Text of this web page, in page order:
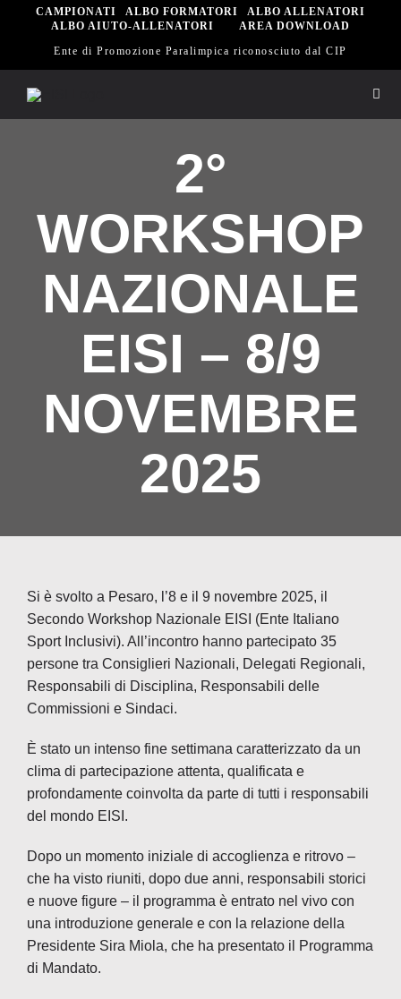
contenutoEnte di Promozione Paralimpica riconosciuto dal CIP
CAMPIONATI ALBO FORMATORI
ALBO ALLENATORI
ALBO AIUTO-ALLENATORI
AREA DOWNLOAD
2°
WORKSHOP
NAZIONALE
EISI – 8/9
NOVEMBRE
2025
Si è svolto a Pesaro, l’8 e il 9 novembre 2025, il
Secondo Workshop Nazionale EISI (Ente Italiano
Sport Inclusivi). All’incontro hanno partecipato 35
persone tra Consiglieri Nazionali, Delegati Regionali,
Responsabili di Disciplina, Responsabili delle
Commissioni e Sindaci.
È stato un intenso fine settimana caratterizzato da un
clima di partecipazione attenta, qualificata e
profondamente coinvolta da parte di tutti i responsabili
del mondo EISI.
Dopo un momento iniziale di accoglienza e ritrovo –
che ha visto riuniti, dopo due anni, responsabili storici
e nuove figure – il programma è entrato nel vivo con
una introduzione generale e con la relazione della
Presidente Sira Miola, che ha presentato il Programma
di Mandato.